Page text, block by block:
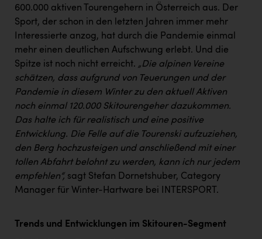
Smurfit Westrock Nettingsdorf
TCL
TGW Logistics
TRAILOMAT & Cycling Austria
VERITAS
Vier Diamanten
Vorlagenportal
Wir besiegen Krebs
Wirtschaftskammer OÖ
ZULuft - Zukunft Luft Austria
600.000 aktiven Tourengehern in Österreich aus. Der
Sport, der schon in den letzten Jahren immer mehr
Interessierte anzog, hat durch die Pandemie einmal
mehr einen deutlichen Aufschwung erlebt. Und die
Spitze ist noch nicht erreicht. „Die alpinen Vereine
schätzen, dass aufgrund von Teuerungen und der
Pandemie in diesem Winter zu den aktuell Aktiven
noch einmal 120.000 Skitourengeher dazukommen.
Das halte ich für realistisch und eine positive
Entwicklung. Die Felle auf die Tourenski aufzuziehen,
den Berg hochzusteigen und anschließend mit einer
tollen Abfahrt belohnt zu werden, kann ich nur jedem
empfehlen“, sagt Stefan Dornetshuber, Category
Manager für Winter-Hartware bei INTERSPORT.
Trends und Entwicklungen im Skitouren-Segment